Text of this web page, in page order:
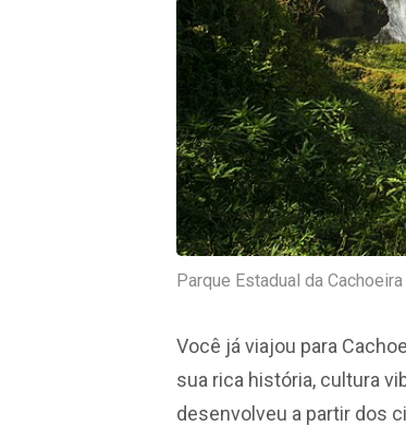
Parque Estadual da
Você já viajou para
sua rica história, cultura
desenvolveu a partir dos